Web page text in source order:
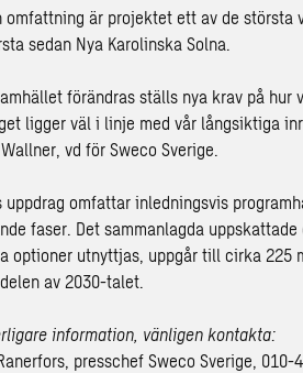
omfattning är projektet ett av de största
sedan Nya Karolinska Solna.
förändras ställs nya krav på
ligger väl i linje med vår långsiktiga
vd för Sweco Sverige.
uppdrag omfattar inledningsvis
faser. Det sammanlagda
optioner utnyttjas, uppgår till cirka 225
av 2030-talet.
information, vänligen kontakta:
presschef Sweco Sverige, 010-